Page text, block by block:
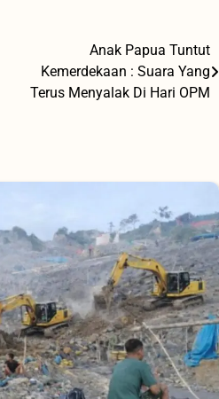
Anak Papua Tuntut
Kemerdekaan : Suara Yang
Terus Menyalak Di Hari OPM